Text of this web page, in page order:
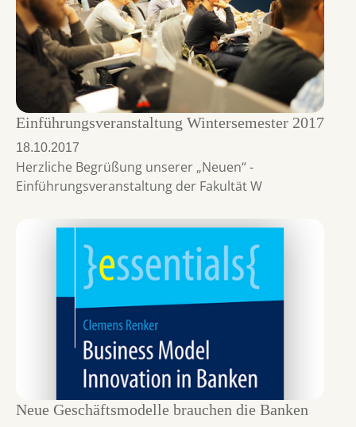
Einführungsveranstaltung Wintersemester 2017
18.10.2017
Herzliche Begrüßung unserer „Neuen“ -
Einführungsveranstaltung der Fakultät W
Neue Geschäftsmodelle brauchen die Banken